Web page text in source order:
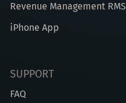
Revenue Management RMS
iPhone App
SUPPORT
FAQ